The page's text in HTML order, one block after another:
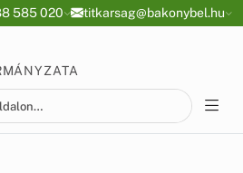
585 020 titkarsag@bakonybel.hu